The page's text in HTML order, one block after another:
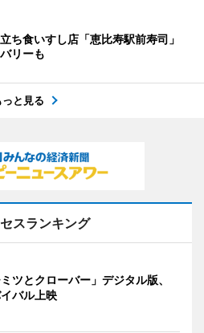
ち食いすし店「恵比寿駅前寿司」
リーも
っと見る
スランキング
ツとクローバー」デジタル版、
バル上映